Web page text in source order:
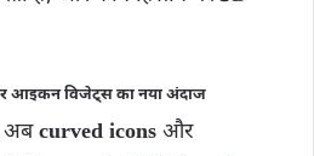
आइकन विजेट्स का नया अंदाज
अबcurved icons और